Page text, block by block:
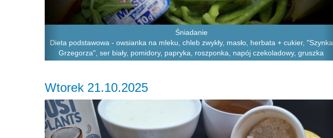
Śniadanie
Dieta podstawowa - owsianka na mleku, chleb zwykły, masło, herbata + cukier, "Szynka
Grzegorza", ser biały, pomidory, papryka, roszponka, napój czekoladowy, gruszka
Wtorek 21.10.2025
Previous